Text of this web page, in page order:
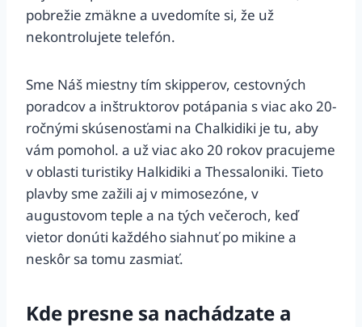
pobrežie zmäkne a uvedomíte si, že už
nekontrolujete telefón.
Sme Náš miestny tím skipperov, cestovných
poradcov a inštruktorov potápania s viac ako 20-
ročnými skúsenosťami na Chalkidiki je tu, aby
vám pomohol. a už viac ako 20 rokov pracujeme
v oblasti turistiky Halkidiki a Thessaloniki. Tieto
plavby sme zažili aj v mimosezóne, v
augustovom teple a na tých večeroch, keď
vietor donúti každého siahnuť po mikine a
neskôr sa tomu zasmiať.
Kde presne sa nachádzate a